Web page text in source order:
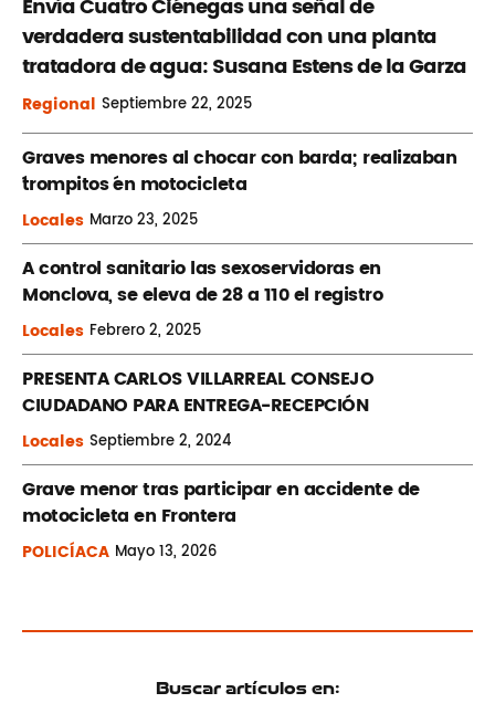
Envía Cuatro Ciénegas una señal de
verdadera sustentabilidad con una planta
tratadora de agua: Susana Estens de la Garza
Regional Septiembre22, 2025
Graves menores al chocar con barda; realizaban
´trompitos ´en motocicleta
Locales Marzo23, 2025
A control sanitario las sexoservidoras en
Monclova, se eleva de 28 a 110 el registro
Locales Febrero2, 2025
PRESENTA CARLOS VILLARREAL CONSEJO
CIUDADANO PARA ENTREGA-RECEPCIÓN
Locales Septiembre2, 2024
Grave menor tras participar en accidente de
motocicleta en Frontera
POLICÍACA Mayo13, 2026
Buscar artículos en: